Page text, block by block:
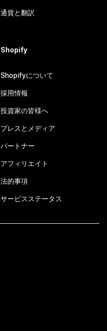
通貨と翻訳
Shopify
Shopifyについて
採用情報
投資家の皆様へ
プレスとメディア
パートナー
アフィリエイト
法的事項
サービスステータス